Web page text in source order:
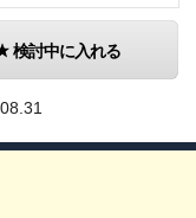
検討中に入れる